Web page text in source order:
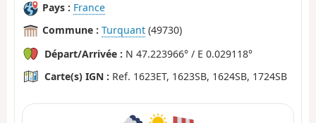
Pays : France
Commune : Turquant (49730)
Départ/Arrivée : N 47.223966° / E 0.029118°
Carte(s) IGN : Ref. 1623ET, 1623SB, 1624SB, 1724SB